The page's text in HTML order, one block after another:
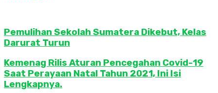
Pemulihan Sekolah Sumatera Dikebut, Kelas
Darurat Turun
Kemenag Rilis Aturan Pencegahan Covid-19
Saat Perayaan Natal Tahun 2021, Ini Isi
Lengkapnya.